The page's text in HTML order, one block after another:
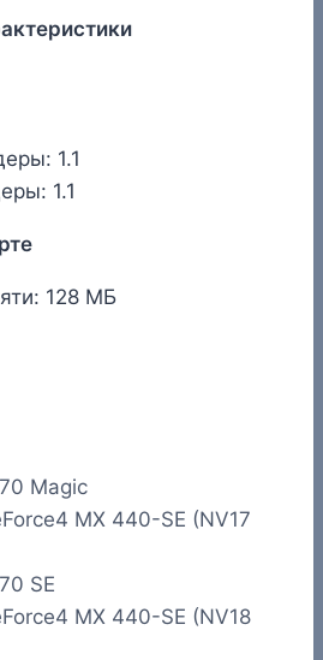
1.1
1.1
128 МБ
Magic
MX 440-SE (NV17
SE
MX 440-SE (NV18